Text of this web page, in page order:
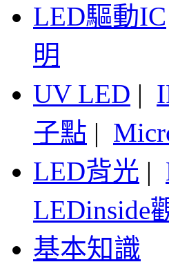
LED驅動IC
明
UV LED |
子點 |
LED背光 |
LEDinside
基本知識